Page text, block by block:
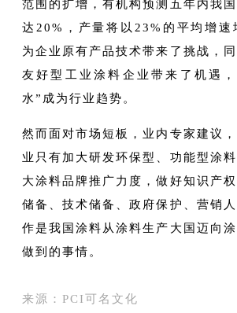
范围的扩增，有机构预测五年内我
达20%，产量将以23%的平均增速
为企业原有产品技术带来了挑战，
友好型工业涂料企业带来了机遇
水”成为行业趋势。
然而面对市场短板，业内专家建议
业只有加大研发环保型、功能型涂
大涂料品牌推广力度，做好知识产
储备、技术储备、政府保护、营销
作是我国涂料从涂料生产大国迈向
做到的事情。
来源：PCI可名文化